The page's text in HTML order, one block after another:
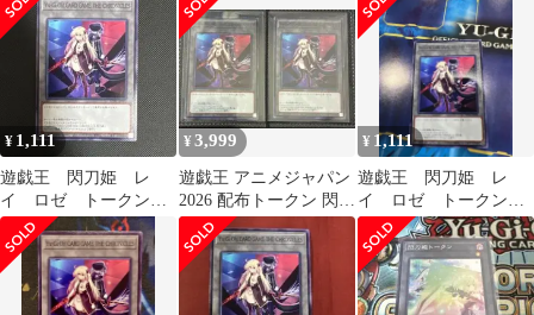
ン
¥ 1,111
遊戯王 閃刀姫 レ
イ ロゼ トークン
クロニクル アニメジ
ャパン YCSJ
¥3,999
遊戯王 アニメジャパン
2026 配布トークン 閃刀
姫 2枚セット
¥ 1,111
遊戯王 閃刀姫 レ
イ ロゼ トークン
クロニクル アニメジ
ャパン YCSJ